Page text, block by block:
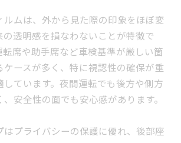
ムは、外から見た際の印象をほぼ変
透明感を損なわないことが特徴で
転席や助手席など車検基準が厳しい箇
ースが多く、特に視認性の確保が重
ています。夜間運転でも後方や側方
安全性の面でも安心感があります。
プライバシーの保護に優れ、後部座